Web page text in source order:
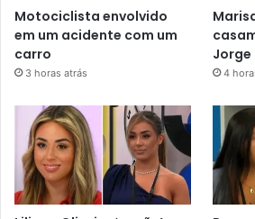
Motociclista envolvido
em um acidente com um
carro
3 horas atrás
Jorge
4